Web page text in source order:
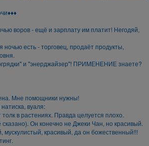
воров - ещё и зарплату им платит! Негодяй,
ночью есть - торговец, продаёт продукты,
и "энерджайзер"! ПРИМЕНЕНИЕ знаете?
Мне помощники нужны!
вуаля:
в растениях. Правда целуется плохо.
Он конечно не Джеки Чан, но красивый.
красивый, да он божественный!!!